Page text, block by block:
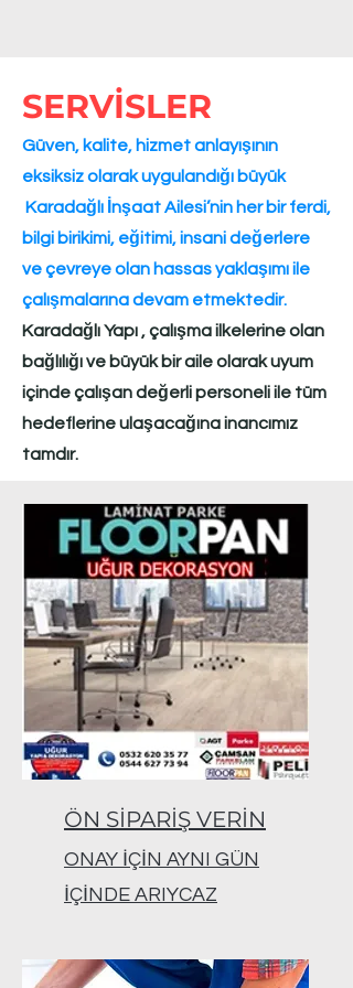
1) Overlay tabakasılaminat parkenin
kullanım yerinde karşılaşacağı mekanik
tesirlere karşı zırh görevi yapan şeffaf
2) Dekoratif kağıt tabakası ise yüzeyinde
değişik ağaç desenleri baskılı, laminat
parke ürününe doğal ahşap hissini veren
3) Taşıyıcı levha, HDF ( Yüksek yoğunlukta
lif levha )
4) Balans tabakası, HDF levhasının
formunu dengeleyen ve aynı zamanda
zeminden gelen nem ve rutubet tesirine
karşı ürünü koruyan kağıt tabakasıdır.
SERVİSLER
Güven, kalite, hizmet anlayışının
eksiksiz olarak uygulandığı büyük
Karadağlı İnşaat Ailesi’nin her bir ferdi,
bilgi birikimi, eğitimi, insani değerlere
ve çevreye olan hassas yaklaşımı ile
çalışmalarına devam etmektedir.​​​
Karadağlı Yapı , çalışma ilkelerine olan
bağlılığı ve büyük bir aile olarak uyum
içinde çalışan değerli personeli ile tüm
hedeflerine ulaşacağına inancımız
tamdır.​
ÖN SİPARİŞ VERİN
ONAY İÇİN AYNI GÜN
İÇİNDE ARIYCAZ